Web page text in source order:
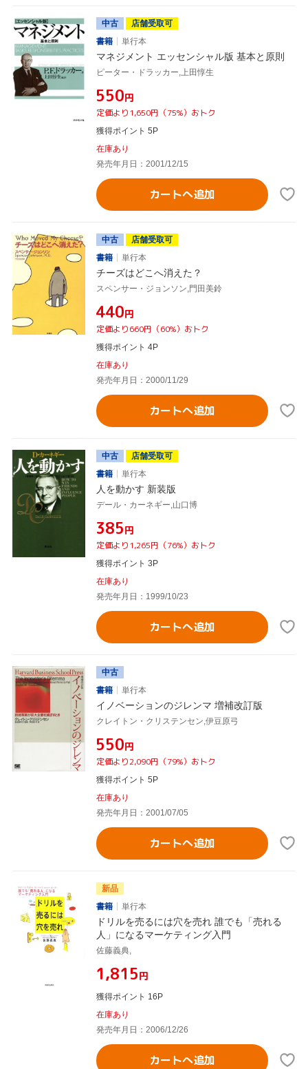
中古
店舗受取可
書籍
単行本
マネジメント エッセンシャル版 基本と原則
ピーター・ドラッカー,上田惇生
¥550円
定価より1,650円（75%）おトク
獲得ポイント 5P
在庫あり
発売年月日：2001/12/15
カートへ追加
中古
店舗受取可
書籍
単行本
チーズはどこへ消えた？
スペンサー・ジョンソン,門田美鈴
¥440円
定価より660円（60%）おトク
獲得ポイント 4P
在庫あり
発売年月日：2000/11/29
カートへ追加
中古
店舗受取可
書籍
単行本
人を動かす 新装版
デール・カーネギー,山口博
¥385円
定価より1,265円（76%）おトク
獲得ポイント 3P
在庫あり
発売年月日：1999/10/23
カートへ追加
中古
書籍
単行本
イノベーションのジレンマ 増補改訂版
クレイトン・クリステンセン,伊豆原弓
¥550円
定価より2,090円（79%）おトク
獲得ポイント 5P
在庫あり
発売年月日：2001/07/05
カートへ追加
新品
書籍
単行本
ドリルを売るには穴を売れ 誰でも「売れる
人」になるマーケティング入門
佐藤義典,
¥1,815円
獲得ポイント 16P
在庫あり
発売年月日：2006/12/26
カートへ追加